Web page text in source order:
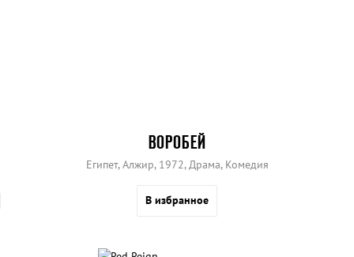
ВОРОБЕЙ
Египет, Алжир, 1972, Драма, Комедия
В избранное